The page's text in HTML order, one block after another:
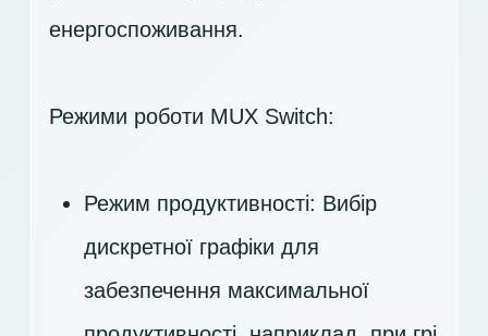
енергоспоживання.
Режими роботи MUX Switch:
Режим продуктивності: Вибір
дискретної графіки для
забезпечення максимальної